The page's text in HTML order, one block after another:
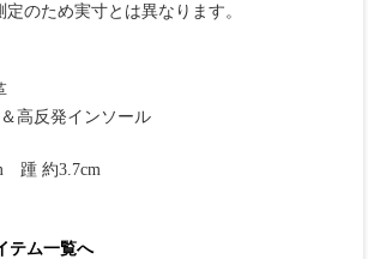
のため実寸とは異なります。
高反発インソール
踵 約3.7cm
テム一覧へ